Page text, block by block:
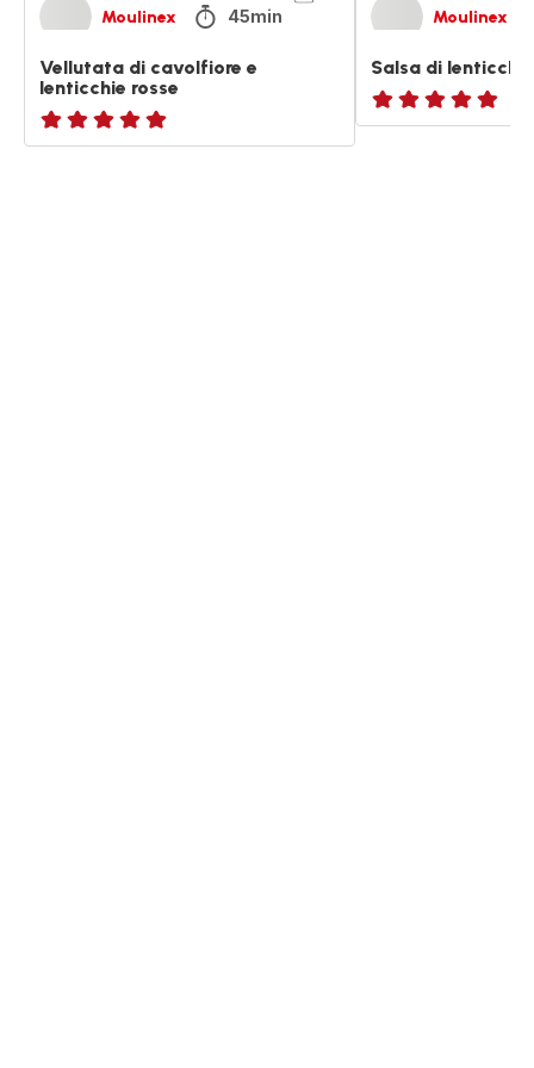
Moulinex 45min
Vellutata di cavolfiore e
lenticchie rosse
ratings.NaN
Moulinex
Salsa di
ratings.NaN